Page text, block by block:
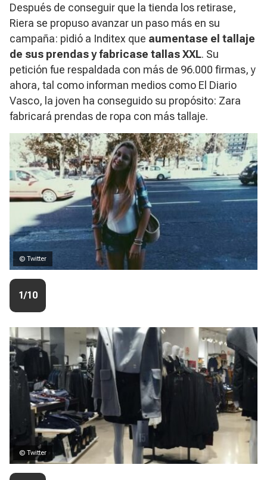
Después de conseguir que la tienda los retirase,
Riera se propuso avanzar un paso más en su
campaña: pidió a Inditex que aumentase el tallaje
de sus prendas y fabricase tallas XXL. Su
petición fue respaldada con más de 96.000 firmas, y
ahora, tal como informan medios como El Diario
Vasco, la joven ha conseguido su propósito: Zara
fabricará prendas de ropa con más tallaje.
© Twitter
1/10
© Twitter